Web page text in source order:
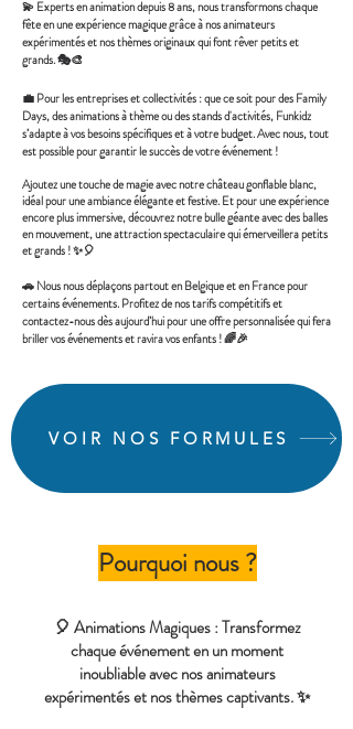
💫 Experts en animation depuis 8 ans, nous transformons chaque
fête en une expérience magique grâce à nos animateurs
expérimentés et nos thèmes originaux qui font rêver petits et
grands. 🎭🎨
💼 Pour les entreprises et collectivités : que ce soit pour des Family
Days, des animations à thème ou des stands d'activités, Funkidz
s’adapte à vos besoins spécifiques et à votre budget. Avec nous, tout
est possible pour garantir le succès de votre événement !
Ajoutez une touche de magie avec notre château gonflable blanc,
idéal pour une ambiance élégante et festive. Et pour une expérience
encore plus immersive, découvrez notre bulle géante avec des balles
en mouvement, une attraction spectaculaire qui émerveillera petits
et grands ! ✨🎈
🚗 Nous nous déplaçons partout en Belgique et en France pour
certains événements. Profitez de nos tarifs compétitifs et
contactez-nous dès aujourd’hui pour une offre personnalisée qui fera
briller vos événements et ravira vos enfants ! 🌈🎉
VOIR NOS FORMULES
Pourquoi nous ?
🎈 Animations Magiques : Transformez
chaque événement en un moment
inoubliable avec nos animateurs
expérimentés et nos thèmes captivants. ✨